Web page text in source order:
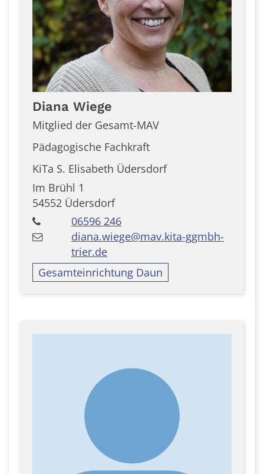
Diana Wiege
Mitglied der Gesamt-MAV
Pädagogische Fachkraft
KiTa S. Elisabeth Üdersdorf
Im Brühl 1
54552 Üdersdorf
06596 246
diana.wiege@mav.kita-ggmbh-
trier.de
Gesamteinrichtung Daun